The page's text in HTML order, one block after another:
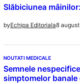
Slăbiciunea
byEchipa Editoriala8
NOUTATI MEDICALE
Semnele
simptomelor